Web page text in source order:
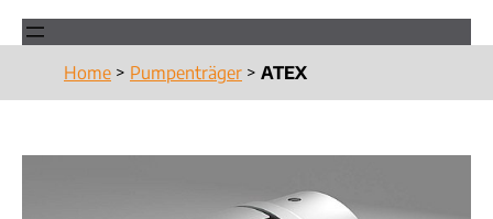
Home > Pumpenträger > ATEX